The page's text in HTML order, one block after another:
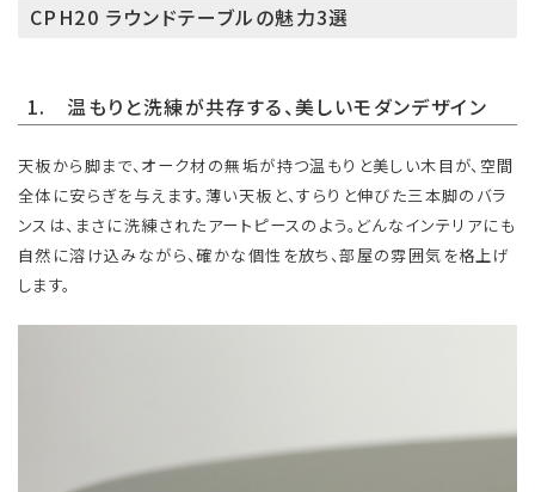
CPH20 ラウンドテーブルの魅力3選
1. 温もりと洗練が共存する、美しいモダンデザイン
天板から脚まで、オーク材の無垢が持つ温もりと美しい木目が、空間
全体に安らぎを与えます。薄い天板と、すらりと伸びた三本脚のバラ
ンスは、まさに洗練されたアートピースのよう。どんなインテリアにも
自然に溶け込みながら、確かな個性を放ち、部屋の雰囲気を格上げ
します。